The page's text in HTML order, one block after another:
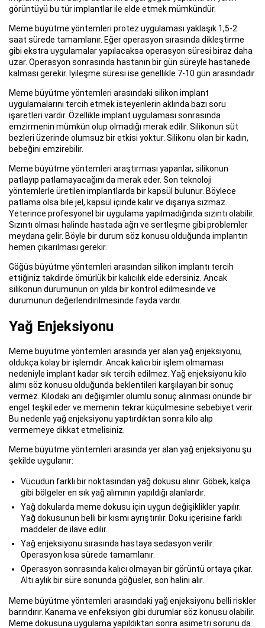
görüntüyü bu tür implantlar ile elde etmek mümkündür.
Meme büyütme yöntemleri protez uygulaması yaklaşık 1,5-2
saat sürede tamamlanır. Eğer operasyon sırasında dikleştirme
gibi ekstra uygulamalar yapılacaksa operasyon süresi biraz daha
uzar. Operasyon sonrasında hastanın bir gün süreyle hastanede
kalması gerekir. İyileşme süresi ise genellikle 7-10 gün arasındadır.
Meme büyütme yöntemleri arasındaki silikon implant
uygulamalarını tercih etmek isteyenlerin aklında bazı soru
işaretleri vardır. Özellikle implant uygulaması sonrasında
emzirmenin mümkün olup olmadığı merak edilir. Silikonun süt
bezleri üzerinde olumsuz bir etkisi yoktur. Silikonu olan bir kadın,
bebeğini emzirebilir.
Meme büyütme yöntemleri araştırması yapanlar, silikonun
patlayıp patlamayacağını da merak eder. Son teknoloji
yöntemlerle üretilen implantlarda bir kapsül bulunur. Böylece
patlama olsa bile jel, kapsül içinde kalır ve dışarıya sızmaz.
Yeterince profesyonel bir uygulama yapılmadığında sızıntı olabilir.
Sızıntı olması halinde hastada ağrı ve sertleşme gibi problemler
meydana gelir. Böyle bir durum söz konusu olduğunda implantın
hemen çıkarılması gerekir.
Göğüs büyütme yöntemleri arasından silikon implantı tercih
ettiğiniz takdirde ömürlük bir kalıcılık elde edersiniz. Ancak
silikonun durumunun on yılda bir kontrol edilmesinde ve
durumunun değerlendirilmesinde fayda vardır.
Yağ Enjeksiyonu
Meme büyütme yöntemleri arasında yer alan yağ enjeksiyonu,
oldukça kolay bir işlemdir. Ancak kalıcı bir işlem olmaması
nedeniyle implant kadar sık tercih edilmez. Yağ enjeksiyonu kilo
alımı söz konusu olduğunda beklentileri karşılayan bir sonuç
vermez. Kilodaki ani değişimler olumlu sonuç alınması önünde bir
engel teşkil eder ve memenin tekrar küçülmesine sebebiyet verir.
Bu nedenle yağ enjeksiyonu yaptırdıktan sonra kilo alıp
vermemeye dikkat etmelisiniz.
Meme büyütme yöntemleri arasında yer alan yağ enjeksiyonu şu
şekilde uygulanır:
Vücudun farklı bir noktasından yağ dokusu alınır. Göbek, kalça
gibi bölgeler en sık yağ alımının yapıldığı alanlardır.
Yağ dokularda meme dokusu için uygun değişiklikler yapılır.
Yağ dokusunun belli bir kısmı ayrıştırılır. Doku içerisine farklı
maddeler de ilave edilir.
Yağ enjeksiyonu sırasında hastaya sedasyon verilir.
Operasyon kısa sürede tamamlanır.
Operasyon sonrasında kalıcı olmayan bir görüntü ortaya çıkar.
Altı aylık bir süre sonunda göğüsler, son halini alır.
Meme büyütme yöntemleri arasındaki yağ enjeksiyonu belli riskler
barındırır. Kanama ve enfeksiyon gibi durumlar söz konusu olabilir.
Meme dokusuna uygulama yapıldıktan sonra asimetri sorunu da